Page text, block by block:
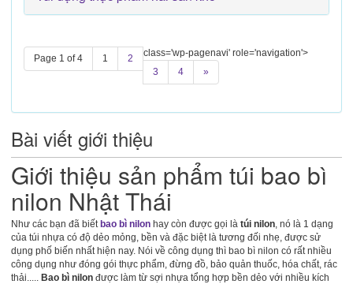
class='wp-pagenavi' role='navigation'>
Page 1 of 4 1
2
3
4 »
Bài viết giới thiệu
Giới thiệu sản phẩm túi bao bì
nilon Nhật Thái
Như các bạn đã biếtbao bì nilon hay còn được gọi là túi nilon, nó là 1 dạng
của túi nhựa có độ dẻo mỏng, bền và đặc biệt là tương đối nhẹ, được sử
dụng phố biến nhất hiện nay. Nói về công dụng thì bao bì nilon có rất nhiều
công dụng như đóng gói thực phẩm, đừng đồ, bảo quản thuốc, hóa chất, rác
thải..... Bao bì nilon được làm từ sợi nhựa tổng hợp bền dẻo với nhiều kích